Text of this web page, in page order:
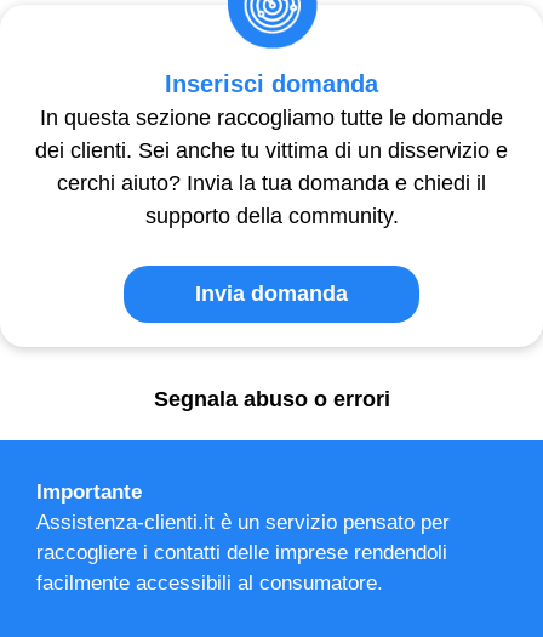
Inserisci domanda
In questa sezione raccogliamo tutte le domande
dei clienti. Sei anche tu vittima di un disservizio e
cerchi aiuto? Invia la tua domanda e chiedi il
supporto della community.
Invia domanda
Segnala abuso o errori
Importante
Assistenza-clienti.it è un servizio pensato per
raccogliere i contatti delle imprese rendendoli
facilmente accessibili al consumatore.